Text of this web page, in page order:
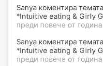
Sanya коментира
*Intuitive eating & Girly
преди повече от година
Sanya коментира
*Intuitive eating & Girly
преди повече от година